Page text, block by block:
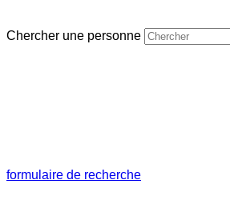
Chercher une personne
formulaire de recherche